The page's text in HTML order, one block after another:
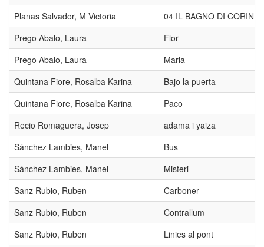
Planas Salvador, M Victoria
04 IL BAGNO DI
Prego Abalo, Laura
Flor
Prego Abalo, Laura
Maria
Quintana Fiore, Rosalba Karina
Bajo la puerta
Quintana Fiore, Rosalba Karina
Paco
Recio Romaguera, Josep
adama i yaiza
Sánchez Lambies, Manel
Bus
Sánchez Lambies, Manel
Misteri
Sanz Rubio, Ruben
Carboner
Sanz Rubio, Ruben
Contrallum
Sanz Rubio, Ruben
Linies al pont